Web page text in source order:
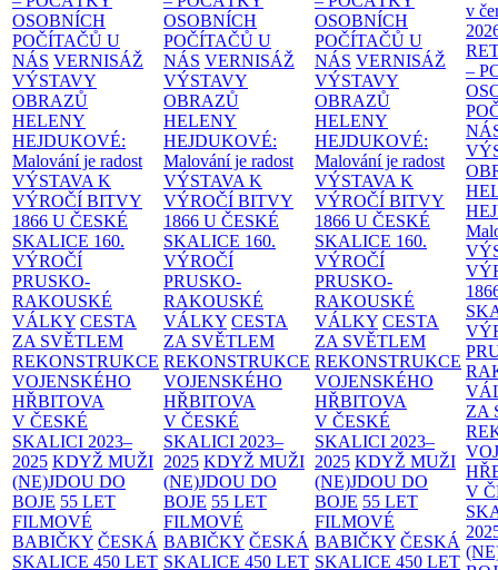
OSOBNÍCH
POČÍTAČŮ U
NÁS VERNISÁŽ
VÝSTAVY
OBRAZŮ
HELENY
HEJDUKOVÉ:
Malování je radost
VÝSTAVA K
VÝROČÍ BITVY
1866 U ČESKÉ
SKALICE 160.
VÝROČÍ
PRUSKO-
RAKOUSKÉ
VÁLKY CESTA
ZA SVĚTLEM
REKONSTRUKCE
VOJENSKÉHO
HŘBITOVA
V ČESKÉ
SKALICI 2023–
2025 KDYŽ MUŽI
(NE)JDOU DO
BOJE 55 LET
FILMOVÉ
BABIČKY ČESKÁ
SKALICE 450 LET
OSOBNÍCH
POČÍTAČŮ U
NÁS VERNISÁŽ
VÝSTAVY
OBRAZŮ
HELENY
HEJDUKOVÉ:
Malování je radost
VÝSTAVA K
VÝROČÍ BITVY
1866 U ČESKÉ
SKALICE 160.
VÝROČÍ
PRUSKO-
RAKOUSKÉ
VÁLKY CESTA
ZA SVĚTLEM
REKONSTRUKCE
VOJENSKÉHO
HŘBITOVA
V ČESKÉ
SKALICI 2023–
2025 KDYŽ MUŽI
(NE)JDOU DO
BOJE 55 LET
FILMOVÉ
BABIČKY ČESKÁ
SKALICE 450 LET
OSOBNÍCH
POČÍTAČŮ U
NÁS VERNISÁŽ
VÝSTAVY
OBRAZŮ
HELENY
HEJDUKOVÉ:
Malování je radost
VÝSTAVA K
VÝROČÍ BITVY
1866 U ČESKÉ
SKALICE 160.
VÝROČÍ
PRUSKO-
RAKOUSKÉ
VÁLKY CESTA
ZA SVĚTLEM
REKONSTRUKCE
VOJENSKÉHO
HŘBITOVA
V ČESKÉ
SKALICI 2023–
2025 KDYŽ MUŽI
(NE)JDOU DO
BOJE 55 LET
FILMOVÉ
BABIČKY ČESKÁ
SKALICE 450 LET
v
–
ZA
V